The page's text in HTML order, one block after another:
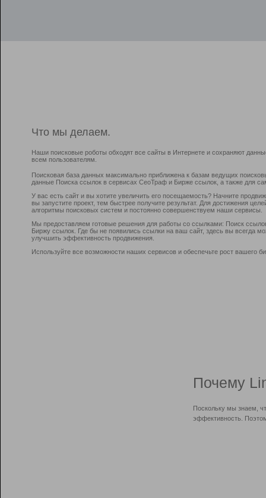
Что мы делаем.
Наши поисковые роботы обходят все сайты в Интернете и сохраняют
всем пользователям.
Поисковая база данных максимально приближена к базам ведущих
данные Поиска ссылок в сервисах СеоТраф и Бирже ссылок, а также для
У вас есть сайт и вы хотите увеличить его посещаемость? Начните
вы запустите проект, тем быстрее получите результат. Для достижения
алгоритмы поисковых систем и постоянно совершенствуем наши сервисы.
Мы предоставляем готовые решения для работы со ссылками: Поиск
Биржу ссылок. Где бы не появились ссылки на ваш сайт, здесь вы всегда
улучшить эффективность продвижения.
Используйте все возможности наших сервисов и обеспечьте рост вашего
Почему
Поскольку мы знаем,
эффективность.